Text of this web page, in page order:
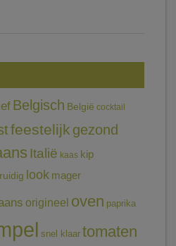
Belgisch België cocktail
feestelijk gezond
Italië kaas kip
look mager
origineel oven paprika
snel klaar tomaten